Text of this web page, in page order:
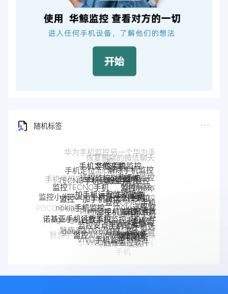
随机标签
手机定位追踪
华鲸手机监控
解除手机监控
监听
手机被监控
如何解除
手机是不
是被监控
了
手机被别人
监控了怎么
解除
如何解除
手机被监
控
手机反
监控
苹果手机怎么监控另
一台手机
监控iPhone微信聊天
iPhone监控软件
iPhone苹果手机监控
小米POCO远程控制
POCO手机远程监控
监控小米POCO手机
监控TECNO手机
TECNO手机远程监控
远程监控联想手机
联想手机监控
监控moto
手机
摩托罗拉
moto远程监
控
监控真我
手机软件
真我手机远程
监控别人手机
realme手机
监控
怎么远程监控中兴
手机
中兴myos手机监控
魅族手机怎么远程监控另一台手
机
魅族手机监控
诺基亚手机远程监控
nokia手机监控
监控一加手机微信
一加手机远程监控软件
一加手机监控
监控OPPO手机
软件
OPPO手机
定位
OPPO手机远
程监控
手机窃听
VIVO远程监控软件
VIVO手机监控
google Pixel监控
google谷歌手机监控
Pixel监控APP
Pixel手机监控软件
google手机监
控
Android软件
监控Android微信聊天
监控安卓手机软件